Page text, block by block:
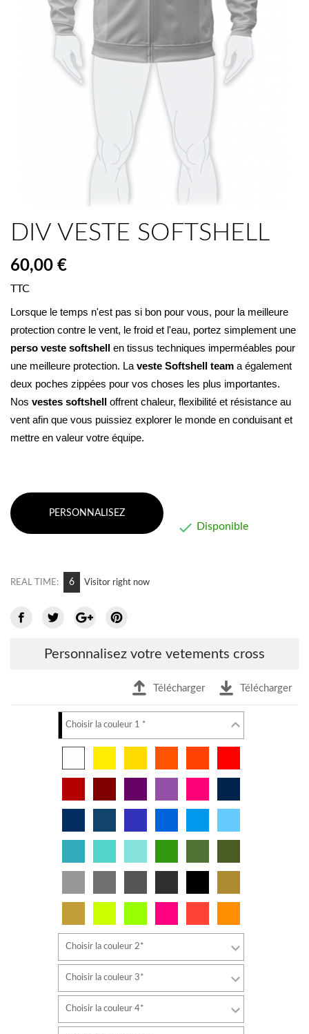
DIV VESTE SOFTSHELL
60,00 €
TTC
Lorsque le temps n'est pas si bon pour vous, pour la meilleure
perso veste softshell
en tissus techniques imperméables pour
une meilleure protection. La veste Softshell team a également
deux poches zippées pour vos choses les plus importantes.
Nos vestes softshell offrent chaleur, flexibilité et résistance au
vent afin que vous puissiez explorer le monde en conduisant et
mettre en valeur votre équipe.
PERSONNALISEZ
 Disponible
REAL TIME: 12 Visitor right now
Personnalisez votre vetements cross
Télécharger Télécharger
Choisir la couleur 1 *
Choisir la couleur 2*
Choisir la couleur 3*
Choisir la couleur 4*